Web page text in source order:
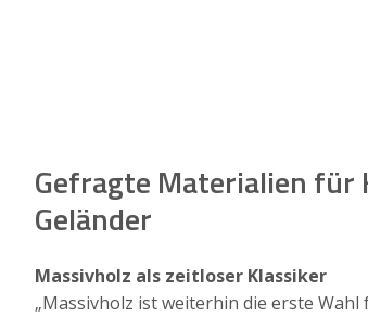
Gefragte Materialien für
Geländer
Massivholz als zeitloser Klassiker
„Massivholz ist weiterhin die erste